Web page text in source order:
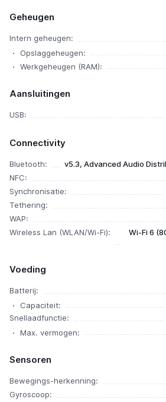
Geheugen
Intern geheugen:
Opslaggeheugen:
Werkgeheugen (RAM):
Aansluitingen
USB:
Connectivity
Bluetooth:
v5.3, Advanced Audio
NFC:
Synchronisatie:
Tethering:
WAP:
Wireless Lan (WLAN/Wi-Fi):
Wi-Fi 6
Voeding
Batterij:
Capaciteit:
Snellaadfunctie:
Max. vermogen:
Sensoren
Bewegings-herkenning:
Gyroscoop: